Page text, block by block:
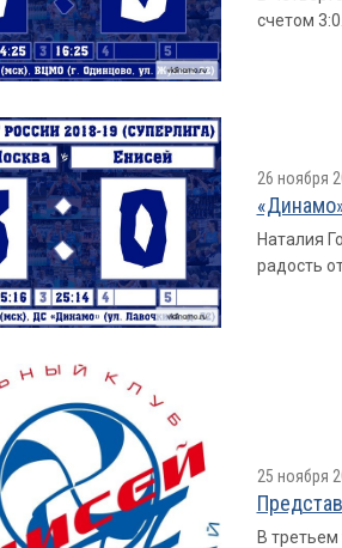
счетом 3:0.
26 ноября
Наталия
радость
25 ноября
В